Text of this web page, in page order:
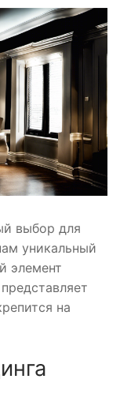
выбор для
уникальный
элемент
на